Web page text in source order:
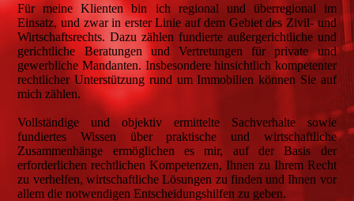
Für meine Klienten bin ich regional und überregional im
Einsatz, und zwar in erster Linie auf dem Gebiet des Zivil- und
Wirtschaftsrechts. Dazu zählen fundierte außergerichtliche und
gerichtliche Beratungen und Vertretungen für private und
gewerbliche Mandanten. Insbesondere hinsichtlich kompetenter
rechtlicher Unterstützung rund um Immobilien können Sie auf
mich zählen.
Vollständige und objektiv ermittelte Sachverhalte sowie
fundiertes Wissen über praktische und wirtschaftliche
Zusammenhänge ermöglichen es mir, auf der Basis der
erforderlichen rechtlichen Kompetenzen, Ihnen zu Ihrem Recht
zu verhelfen, wirtschaftliche Lösungen zu finden und Ihnen vor
allem die notwendigen Entscheidungshilfen zu geben.